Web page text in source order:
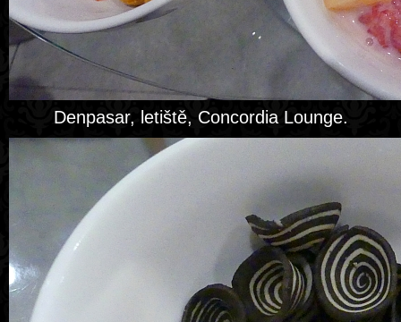
Denpasar, letiště, Concordia Lounge.